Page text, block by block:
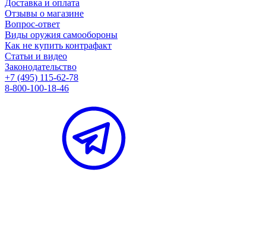
Доставка и оплата
Отзывы о магазине
Вопрос-ответ
Виды оружия самообороны
Как не купить контрафакт
Статьи и видео
Законодательство
+7 (495) 115-62-78
8-800-100-18-46